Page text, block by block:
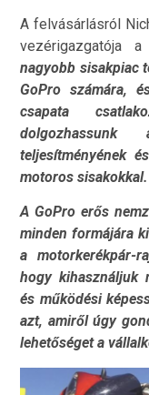
A felvásárlásról
vezérigazgatója
nagyobb sisakpiac
GoPro számára,
csapata
teljesítményének
motoros
A GoPro erős
minden formájára
a motorkerékpár-
hogy kihasználjuk
és működési
azt, amiről úgy
lehetőséget a